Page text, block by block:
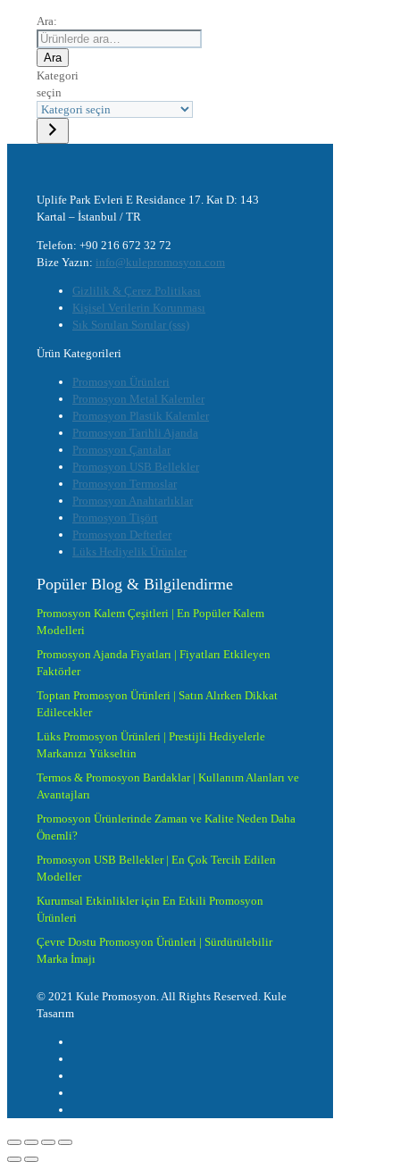
Ara:
Ara
Kategori
seçin
Uplife Park Evleri E Residance 17. Kat D: 143
Kartal – İstanbul / TR
Telefon: +90 216 672 32 72
Bize Yazın: info@kulepromosyon.com
Gizlilik & Çerez Politikası
Kişisel Verilerin Korunması
Sık Sorulan Sorular (sss)
Ürün Kategorileri
Promosyon Ürünleri
Promosyon Metal Kalemler
Promosyon Plastik Kalemler
Promosyon Tarihli Ajanda
Promosyon Çantalar
Promosyon USB Bellekler
Promosyon Termoslar
Promosyon Anahtarlıklar
Promosyon Tişört
Promosyon Defterler
Lüks Hediyelik Ürünler
Popüler Blog & Bilgilendirme
Promosyon Kalem Çeşitleri | En Popüler Kalem
Modelleri
Promosyon Ajanda Fiyatları | Fiyatları Etkileyen
Faktörler
Toptan Promosyon Ürünleri | Satın Alırken Dikkat
Edilecekler
Lüks Promosyon Ürünleri | Prestijli Hediyelerle
Markanızı Yükseltin
Termos & Promosyon Bardaklar | Kullanım Alanları ve
Avantajları
Promosyon Ürünlerinde Zaman ve Kalite Neden Daha
Önemli?
Promosyon USB Bellekler | En Çok Tercih Edilen
Modeller
Kurumsal Etkinlikler için En Etkili Promosyon
Ürünleri
Çevre Dostu Promosyon Ürünleri | Sürdürülebilir
Marka İmajı
© 2021 Kule Promosyon. All Rights Reserved. Kule
Tasarım